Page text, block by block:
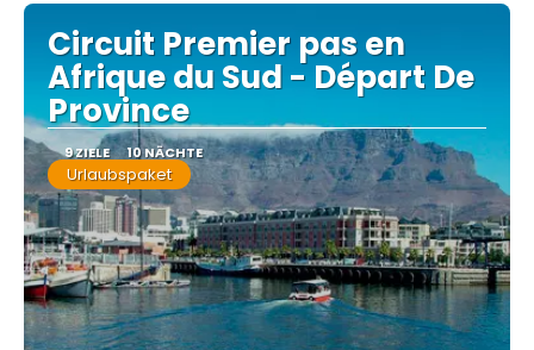
Circuit Premier pas en
Afrique du Sud - Départ De
Province
9 ZIELE 10 NÄCHTE
Urlaubspaket